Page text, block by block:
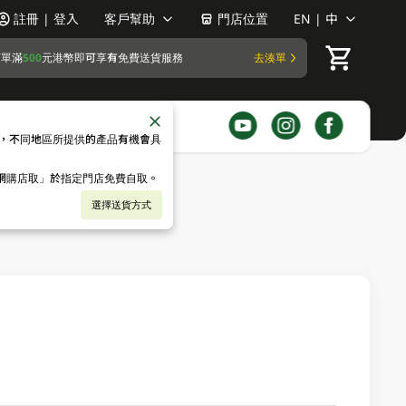
註冊 | 登入 客戶幫助 門店位置 EN | 中
滿500元港幣即可享有免費送貨服務 去湊單
不同地區所提供的產品有機會具
店取」於指定門店免費自取。
選擇送貨方式